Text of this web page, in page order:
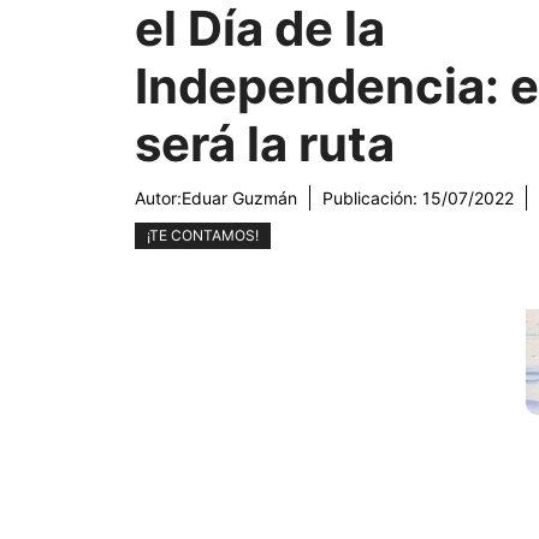
el Día de la
Independencia:
será la ruta
Autor:Eduar Guzmán Publicación: 15/07/2022
¡TE CONTAMOS!